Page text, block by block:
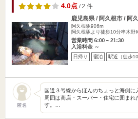
4.0点/ 2 件
鹿児島県 / 阿久根市 / 阿
阿久根駅906m
阿久根駅より徒歩10分串木野
営業時間 6:00～21:30
入浴料金 ～
日帰り 宿泊 駅近（徒歩10
匿名
国道３号線からほんのちょっと海側に
周囲は商店・スーパー・住宅に囲ま
す。…